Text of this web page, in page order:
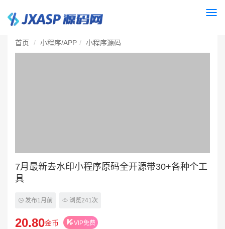
首页 小程序/APP 小程序源码
7月最新去水印小程序原码全开源带30+各种个工
具
发布1月前 浏览241次
20.80金币 VIP免费